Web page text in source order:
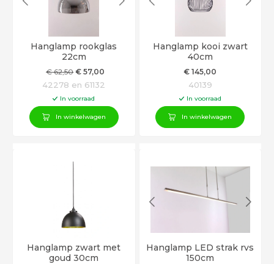
Hanglamp rookglas
22cm
€62,50 € 57,00
42278 en 61132
In voorraad
In winkelwagen
Hanglamp kooi zwart
40cm
€ 145,00
40139
In voorraad
In winkelwagen
Hanglamp zwart met
goud 30cm
Hanglamp LED strak rvs
150cm